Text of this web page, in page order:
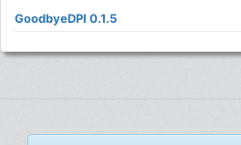
GoodbyeDPI 0.1.5